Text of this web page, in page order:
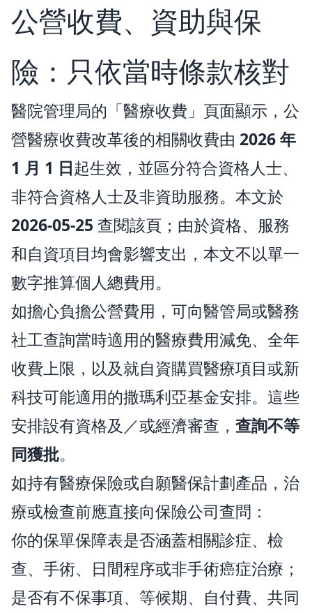
公營收費、資助與保
險：只依當時條款核對
醫院管理局的「醫療收費」頁面顯示，公
營醫療收費改革後的相關收費由 2026 年
1 月 1 日起生效，並區分符合資格人士、
非符合資格人士及非資助服務。本文於
2026-05-25 查閱該頁；由於資格、服務
和自資項目均會影響支出，本文不以單一
數字推算個人總費用。
如擔心負擔公營費用，可向醫管局或醫務
社工查詢當時適用的醫療費用減免、全年
收費上限，以及就自資購買醫療項目或新
科技可能適用的撒瑪利亞基金安排。這些
安排設有資格及／或經濟審查， 查詢不等
同獲批。
如持有醫療保險或自願醫保計劃產品，治
療或檢查前應直接向保險公司查問：
你的保單保障表是否涵蓋相關診症、檢
查、手術、日間程序或非手術癌症治療；
是否有不保事項、等候期、自付費、共同